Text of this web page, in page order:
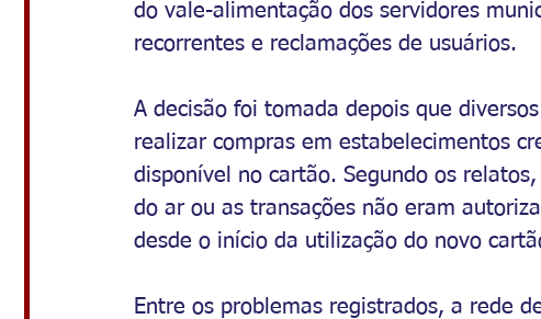
do vale-alimentação dos servidores
recorrentes e reclamações de usuários.
A decisão foi tomada depois que
realizar compras em estabelecimentos
disponível no cartão. Segundo os
do ar ou as transações não eram
desde o início da utilização do novo
Entre os problemas registrados, a rede